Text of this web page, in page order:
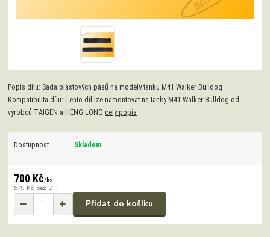
Popis dílu: Sada plastových pásů na modely tanku M41 Walker Bulldog
Kompatibilita dílu: Tento díl lze namontovat na tanky M41 Walker Bulldog od
výrobců TAIGEN a HENG LONG celý popis
Dostupnost Skladem
700 Kč/ks
579 Kč bez DPH
Přidat do košíku